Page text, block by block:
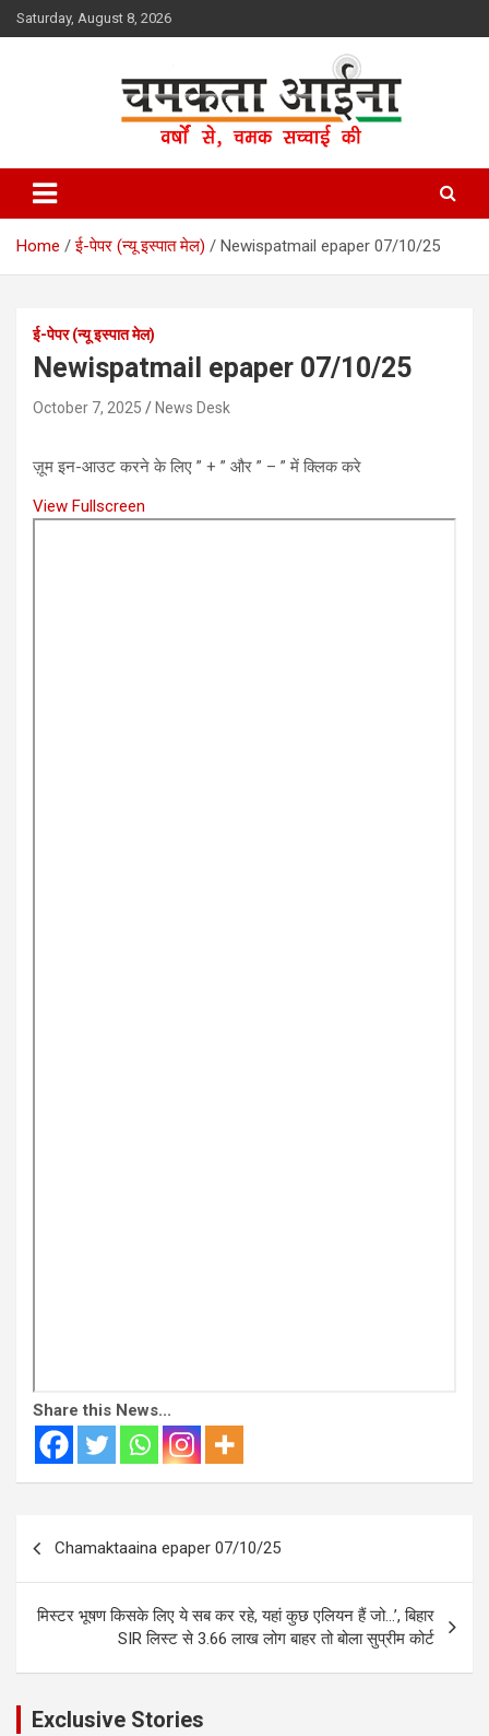
Skip
to
Saturday, August 8, 2026
Chamakta Aina
Home ई-पेपर (न्यू इस्पात मेल) Newispatmail epaper 07/10/25
ई-पेपर (न्यू इस्पात मेल)
Newispatmail epaper 07/10/25
October 7, 2025 News Desk
ज़ूम इन-आउट करने के लिए ” + ” और ” – ” में क्लिक करे
View Fullscreen
Share this News...
Chamaktaaina epaper 07/10/25
मिस्टर भूषण किसके लिए ये सब कर रहे, यहां कुछ एलियन हैं जो…’, बिहार
SIR लिस्ट से 3.66 लाख लोग बाहर तो बोला सुप्रीम कोर्ट
Exclusive Stories